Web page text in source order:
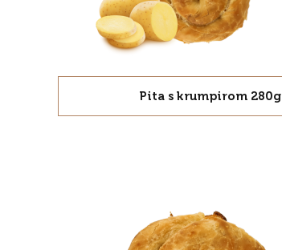
Pita s krumpirom 280g